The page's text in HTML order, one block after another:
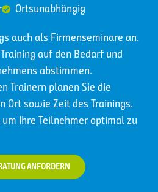
Ortsunabhängig
auch als Firmenseminare an.
auf den Bedarf und
abstimmen.
Trainern planen Sie die
Ort sowie Zeit des Trainings.
Ihre Teilnehmer optimal zu
ANFORDERN